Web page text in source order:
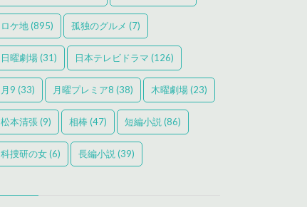
ロケ地(895) 孤独のグルメ (7)
日曜劇場(31) 日本テレビドラマ (126)
月9 (33) 月曜プレミア8 (38) 木曜劇場(23)
松本清張(9) 相棒(47) 短編小説 (86)
科捜研の女(6) 長編小説 (39)